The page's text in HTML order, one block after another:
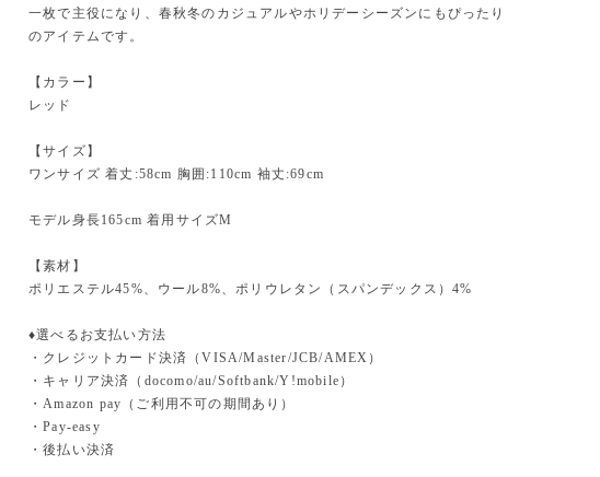
一枚で主役になり、春秋冬のカジュアルやホリデーシーズンにもぴったり
のアイテムです。
【カラー】
レッド
【サイズ】
ワンサイズ 着丈:58cm 胸囲:110cm 袖丈:69cm
モデル身長165cm 着用サイズM
【素材】
ポリエステル45%、ウール8%、ポリウレタン（スパンデックス）4%
♦︎選べるお支払い方法
・クレジットカード決済（VISA/Master/JCB/AMEX）
・キャリア決済（docomo/au/Softbank/Y!mobile）
・Amazon pay（ご利用不可の期間あり）
・Pay-easy
・後払い決済